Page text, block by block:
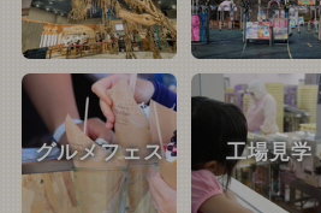
グルメフェス 工場見学